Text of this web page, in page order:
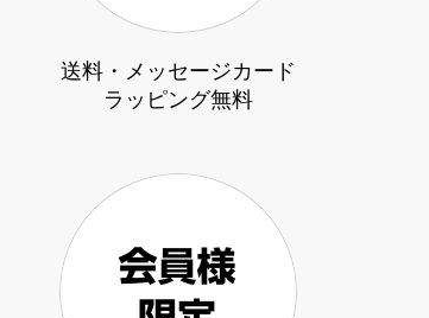
送料・メッセージカード
ラッピング無料